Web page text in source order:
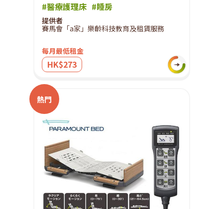
#醫療護理床 #睡房
提供者
賽馬會「a家」樂齡科技教育及租賃服務
每月最低租金
HK$273
熱門